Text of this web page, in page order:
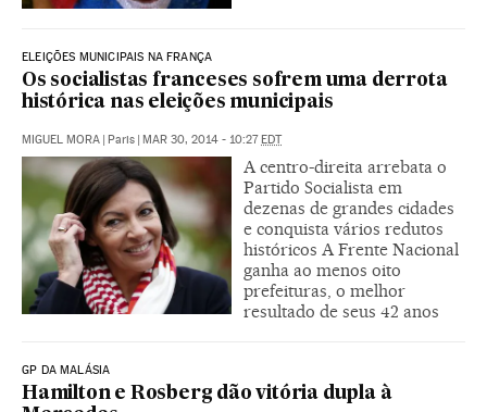
ELEIÇÕES MUNICIPAIS NA FRANÇA
Os socialistas franceses sofrem uma derrota
histórica nas eleições municipais
MIGUEL MORA | Paris | MAR 30, 2014 - 10:27EDT
A centro-direita arrebata o
Partido Socialista em
dezenas de grandes cidades
e conquista vários redutos
históricos A Frente Nacional
ganha ao menos oito
prefeituras, o melhor
resultado de seus 42 anos
GP DA MALÁSIA
Hamilton e Rosberg dão vitória dupla à